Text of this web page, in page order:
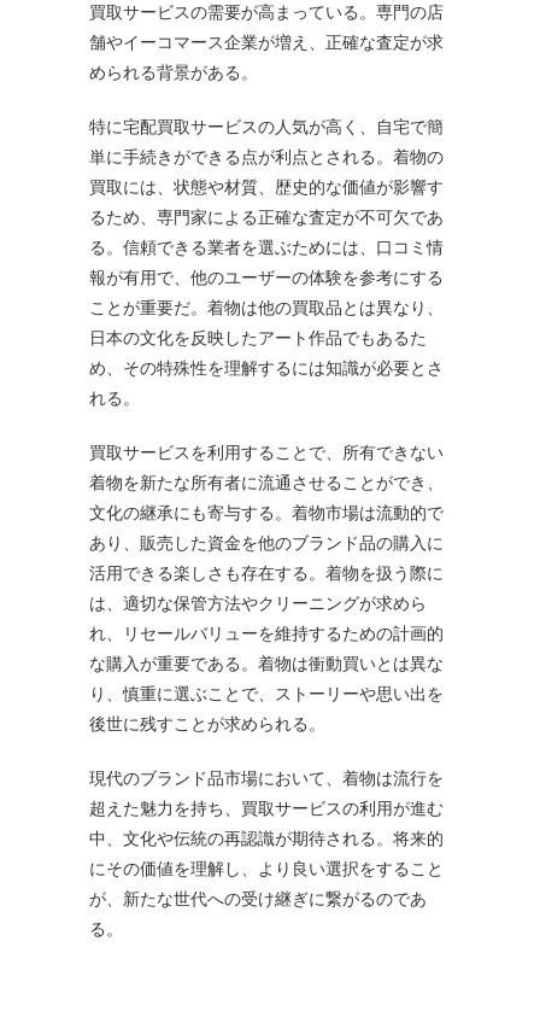
買取サービスの需要が高まっている。専門の店
舗やイーコマース企業が増え、正確な査定が求
められる背景がある。
特に宅配買取サービスの人気が高く、自宅で簡
単に手続きができる点が利点とされる。着物の
買取には、状態や材質、歴史的な価値が影響す
るため、専門家による正確な査定が不可欠であ
る。信頼できる業者を選ぶためには、口コミ情
報が有用で、他のユーザーの体験を参考にする
ことが重要だ。着物は他の買取品とは異なり、
日本の文化を反映したアート作品でもあるた
め、その特殊性を理解するには知識が必要とさ
れる。
買取サービスを利用することで、所有できない
着物を新たな所有者に流通させることができ、
文化の継承にも寄与する。着物市場は流動的で
あり、販売した資金を他のブランド品の購入に
活用できる楽しさも存在する。着物を扱う際に
は、適切な保管方法やクリーニングが求めら
れ、リセールバリューを維持するための計画的
な購入が重要である。着物は衝動買いとは異な
り、慎重に選ぶことで、ストーリーや思い出を
後世に残すことが求められる。
現代のブランド品市場において、着物は流行を
超えた魅力を持ち、買取サービスの利用が進む
中、文化や伝統の再認識が期待される。将来的
にその価値を理解し、より良い選択をすること
が、新たな世代への受け継ぎに繋がるのであ
る。